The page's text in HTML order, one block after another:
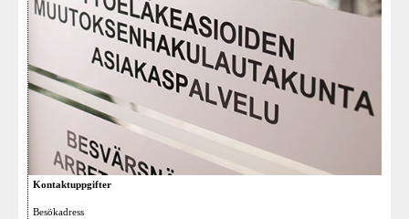
Kontaktuppgifter
Besökadress